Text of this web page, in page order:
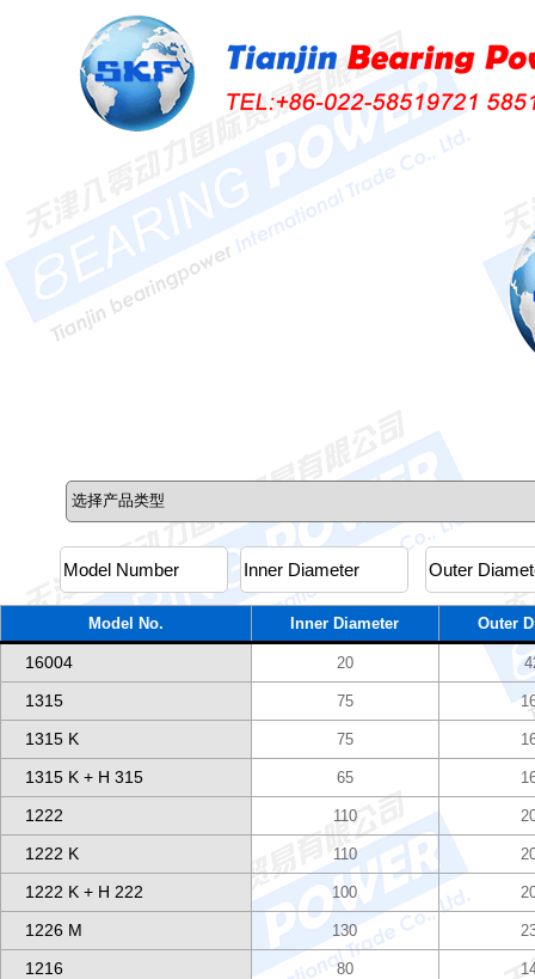
Model No. Inner Diameter Outer
16004 20
1315 75
1315 K 75
1315 K + H 315 65
1222 110
1222 K 110
1222 K + H 222 100
1226 M 130
1216 80